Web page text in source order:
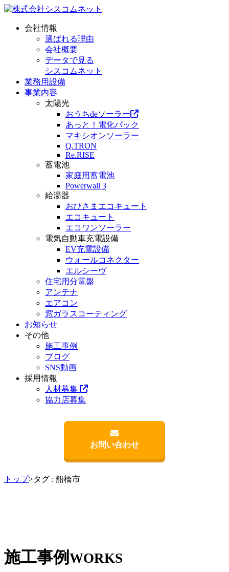
会社情報
選ばれる理由
会社概要
データで見る
シスコムネット
業務用設備
事業内容
太陽光
おうちdeソーラー
あっと！電化パック
マキシオンソーラー
Q.TRON
Re.RISE
蓄電池
家庭用蓄電池
Powerwall 3
給湯器
おひさまエコキュート
エコキュート
エコワンソーラー
電気自動車充電設備
EV充電設備
ウォールコネクター
エルシーヴ
住宅用分電盤
アンテナ
エアコン
窓ガラスコーティング
お知らせ
その他
施工事例
ブログ
SNS動画
採用情報
人材募集
協力店募集
お問い合わせ
トップ>タグ : 船橋市
施工事例 WORKS